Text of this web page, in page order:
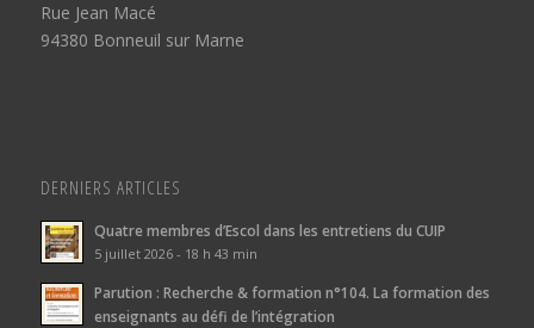
Rue Jean Macé
94380 Bonneuil sur Marne
DERNIERS ARTICLES
Quatre membres d’Escol dans les entretiens du CUIP
5 juillet 2026 - 18 h 43 min
Parution : Recherche & formation n°104. La formation des
enseignants au défi de l’intégration